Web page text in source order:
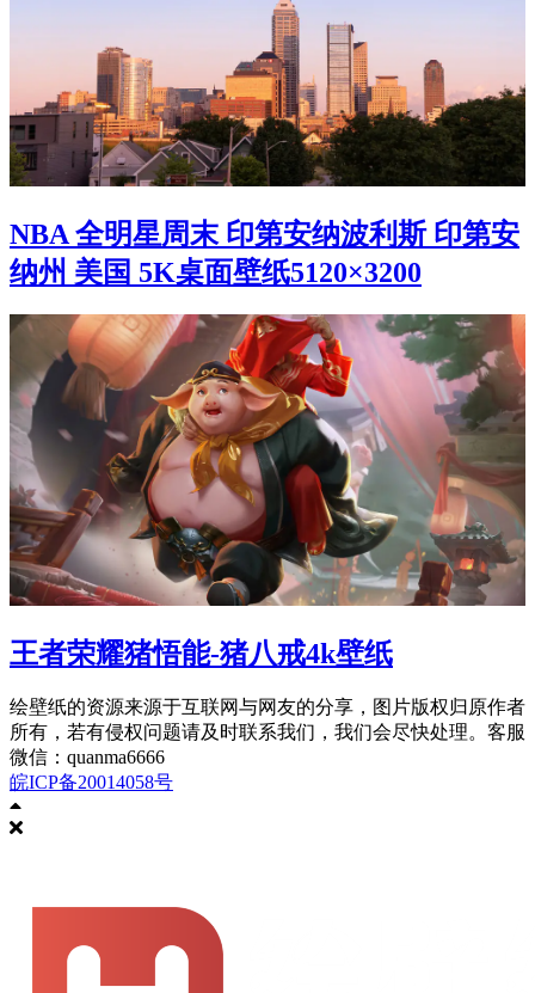
NBA 全明星周末 印第安纳波利斯 印第安
纳州 美国 5K桌面壁纸5120×3200
王者荣耀猪悟能-猪八戒4k壁纸
绘壁纸的资源来源于互联网与网友的分享，图片版权归原作者
所有，若有侵权问题请及时联系我们，我们会尽快处理。客服
微信：quanma6666
皖ICP备20014058号